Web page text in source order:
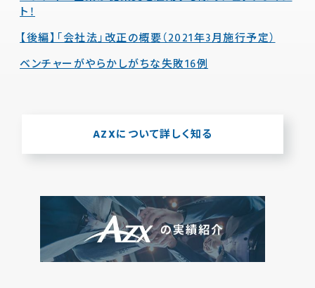
ト！
【後編】「会社法」改正の概要（2021年3月施行予定）
ベンチャーがやらかしがちな失敗16例
AZXについて詳しく知る